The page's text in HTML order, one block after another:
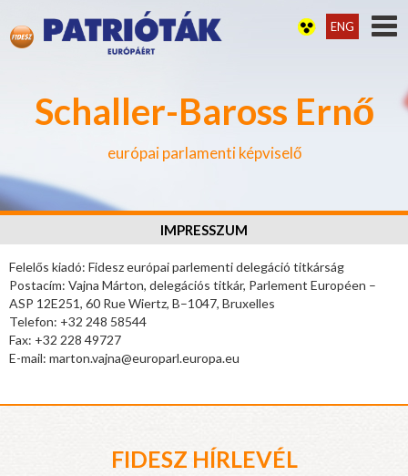
Schaller-Baross Ernő
európai parlamenti képviselő
ENG
IMPRESSZUM
Felelős kiadó: Fidesz európai parlementi delegáció titkárság
Postacím: Vajna Márton, delegációs titkár, Parlement Européen –
ASP 12E251, 60 Rue Wiertz, B–1047, Bruxelles
Telefon: +32 248 58544
Fax: +32 228 49727
E-mail: marton.vajna@europarl.europa.eu
FIDESZ HÍRLEVÉL